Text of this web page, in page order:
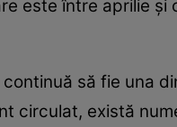
este între aprilie
continuă să fie una
circulat, există